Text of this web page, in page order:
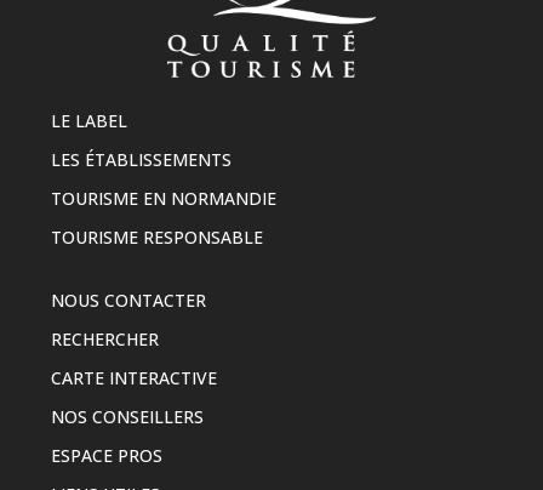
LE LABEL
LES ÉTABLISSEMENTS
TOURISME EN NORMANDIE
TOURISME RESPONSABLE
NOUS CONTACTER
RECHERCHER
CARTE INTERACTIVE
NOS CONSEILLERS
ESPACE PROS